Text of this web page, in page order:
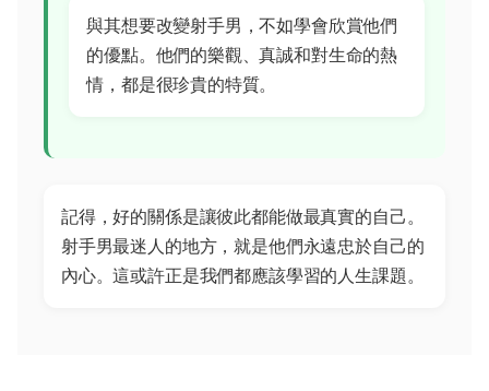
與其想要改變射手男，不如學會欣賞他們
的優點。他們的樂觀、真誠和對生命的熱
情，都是很珍貴的特質。
記得，好的關係是讓彼此都能做最真實的自己。
射手男最迷人的地方，就是他們永遠忠於自己的
內心。這或許正是我們都應該學習的人生課題。